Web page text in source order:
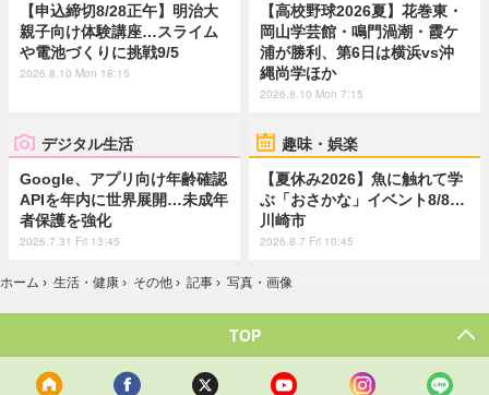
【申込締切8/28正午】明治大
親子向け体験講座…スライム
や電池づくりに挑戦9/5
2026.8.10 Mon 18:15
【高校野球2026夏】花巻東・
岡山学芸館・鳴門渦潮・霞ケ
浦が勝利、第6日は横浜vs沖
縄尚学ほか
2026.8.10 Mon 7:15
デジタル生活
Google、アプリ向け年齢確認
APIを年内に世界展開…未成年
者保護を強化
2026.7.31 Fri 13:45
趣味・娯楽
【夏休み2026】魚に触れて学
ぶ「おさかな」イベント8/8…
川崎市
2026.8.7 Fri 10:45
ホーム › 生活・健康 › その他 › 記事 › 写真・画像
TOP